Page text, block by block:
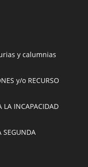
y calumnias
y/o RECURSO
LA INCAPACIDAD
SEGUNDA